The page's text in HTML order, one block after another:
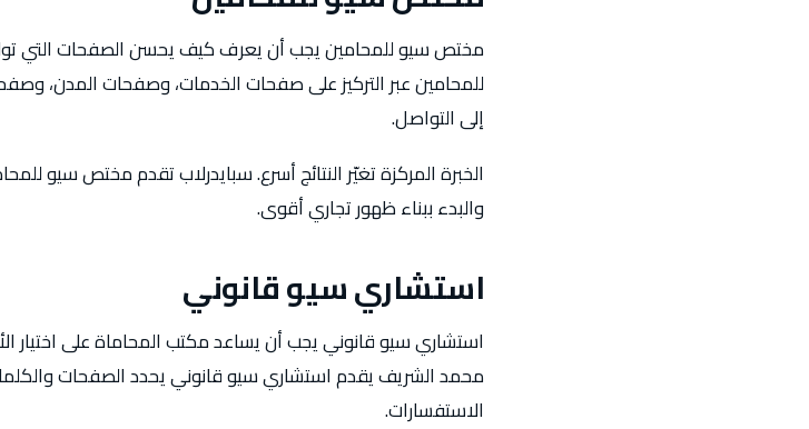
مختص سيو للمحامين يجب أن يعرف كيف يحسن الصفحات التي
للمحامين عبر التركيز على صفحات الخدمات، وصفحات المدن،
إلى التواصل.
الخبرة المركزة تغيّر النتائج أسرع. سبايدرلاب تقدم مختص سيو
والبدء ببناء ظهور تجاري أقوى.
استشاري سيو قانوني
استشاري سيو قانوني يجب أن يساعد مكتب المحاماة على اختيار
محمد الشريف يقدم استشاري سيو قانوني يحدد الصفحات
الاستفسارات.